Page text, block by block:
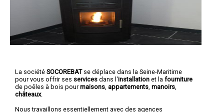
La société SOCOREBATse déplace dans la Seine-Maritime
pour vous offrir ses services dans l'installation et la fourniture
de poêles à bois pourmaisons appartements manoirs
châteaux.
Nous travaillons essentiellement avec des agences